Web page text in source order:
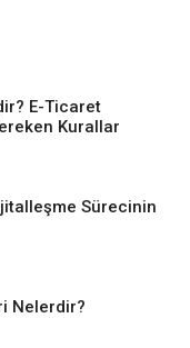
E-Ticaret
Kurallar
Sürecinin
Nelerdir?